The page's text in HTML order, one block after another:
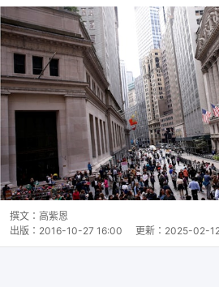
撰文： 高紫恩
出版： 2016-10-27 16:00 更新： 2025-02-